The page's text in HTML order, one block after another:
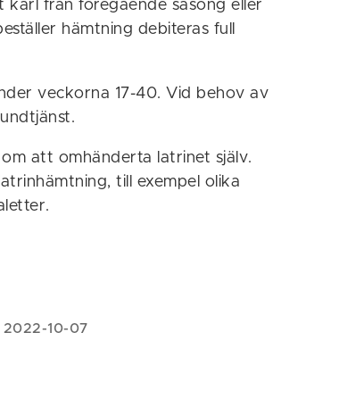
från föregående säsong eller
hämtning debiteras full
veckorna 17-40. Vid behov av
att omhänderta latrinet själv.
till exempel olika
2022-10-07